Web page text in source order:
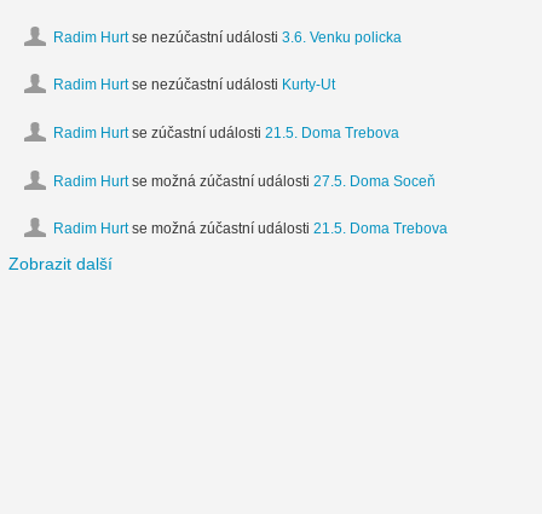
Radim Hurtse nezúčastní události 3.6. Venku policka
Radim Hurtse nezúčastní události Kurty-Ut
Radim Hurtse zúčastní události 21.5. Doma Trebova
Radim Hurtse možná zúčastní události 27.5. Doma Soceň
Radim Hurtse možná zúčastní události 21.5. Doma Trebova
Zobrazit další